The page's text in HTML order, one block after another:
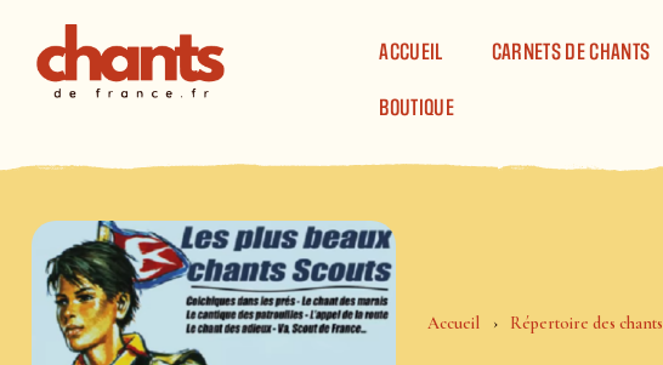
ACCUEIL
CARNETS DE CHANTS
BOUTIQUE
Accueil Répertoire des chants